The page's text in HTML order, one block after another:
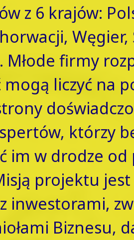
z 6 krajów:
Węgier,
Młode firmy
mogą liczyć na
którzy
im w drodze od
projektu jest
inwestorami,
Biznesu,